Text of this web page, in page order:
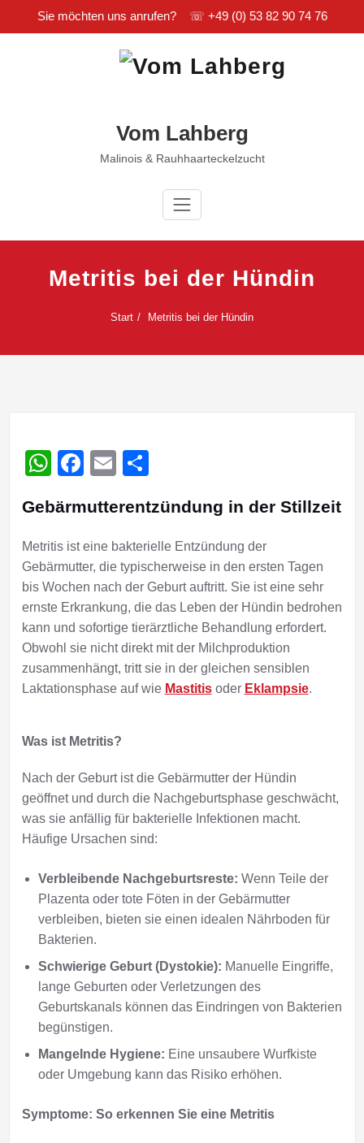
Sie möchten uns anrufen? ☏ +49 (0) 53 82 90 74 76
Vom Lahberg
Malinois & Rauhhaarteckelzucht
Metritis bei der Hündin
Start Metritis bei der Hündin
WhatsApp
Facebook
Email
Gebärmutterentzündung in der Stillzeit
Metritis ist eine bakterielle Entzündung der
Gebärmutter, die typischerweise in den ersten Tagen
bis Wochen nach der Geburt auftritt. Sie ist eine sehr
ernste Erkrankung, die das Leben der Hündin bedrohen
kann und sofortige tierärztliche Behandlung erfordert.
Obwohl sie nicht direkt mit der Milchproduktion
zusammenhängt, tritt sie in der gleichen sensiblen
Laktationsphase auf wie Mastitisoder Eklampsie.
Was ist Metritis?
Nach der Geburt ist die Gebärmutter der Hündin
geöffnet und durch die Nachgeburtsphase geschwächt,
was sie anfällig für bakterielle Infektionen macht.
Häufige Ursachen sind:
Verbleibende Nachgeburtsreste: Wenn Teile der
Plazenta oder tote Föten in der Gebärmutter
verbleiben, bieten sie einen idealen Nährboden für
Bakterien.
Schwierige Geburt (Dystokie): Manuelle Eingriffe,
lange Geburten oder Verletzungen des
Geburtskanals können das Eindringen von Bakterien
begünstigen.
Mangelnde Hygiene: Eine unsaubere Wurfkiste
oder Umgebung kann das Risiko erhöhen.
Symptome: So erkennen Sie eine Metritis